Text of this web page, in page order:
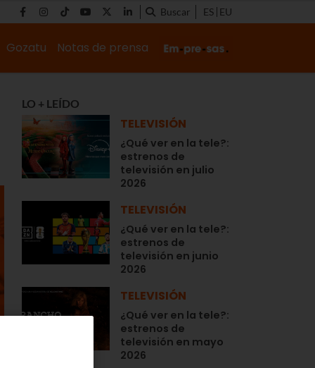
Buscar ES EU
Gozatu Notas de prensa
LO + LEÍDO
TELEVISIÓN
¿Qué ver en la tele?:
estrenos de
televisión en julio
2026
TELEVISIÓN
¿Qué ver en la tele?:
estrenos de
televisión en junio
2026
TELEVISIÓN
¿Qué ver en la tele?:
estrenos de
televisión en mayo
2026